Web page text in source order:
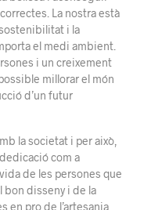
La nostra està
i la
el medi ambient.
i un creixement
millorar el món
d’un futur
la societat i per això,
com a
de les persones que
bon disseny i de la
en pro de l’artesania